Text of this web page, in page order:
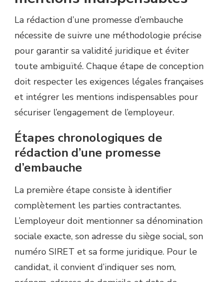
La rédaction d’une promesse d’embauche
nécessite de suivre une méthodologie précise
pour garantir sa validité juridique et éviter
toute ambiguïté. Chaque étape de conception
doit respecter les exigences légales françaises
et intégrer les mentions indispensables pour
sécuriser l’engagement de l’employeur.
Étapes chronologiques de
rédaction d’une promesse
d’embauche
La première étape consiste à identifier
complètement les parties contractantes.
L’employeur doit mentionner sa dénomination
sociale exacte, son adresse du siège social, son
numéro SIRET et sa forme juridique. Pour le
candidat, il convient d’indiquer ses nom,